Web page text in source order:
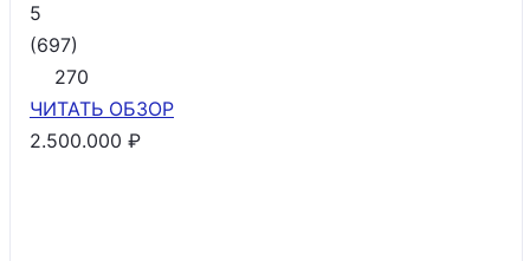
5
(697)
270
ЧИТАТЬ ОБЗОР
2.500.000 ₽